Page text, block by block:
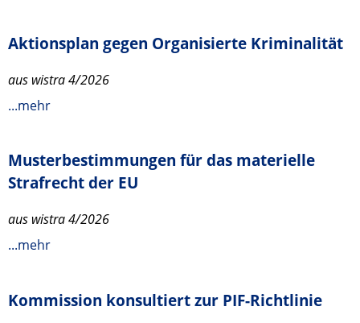
Aktionsplan gegen Organisierte Kriminalität
aus wistra 4/2026
...mehr
Musterbestimmungen für das materielle
Strafrecht der EU
aus wistra 4/2026
...mehr
Kommission konsultiert zur PIF-Richtlinie